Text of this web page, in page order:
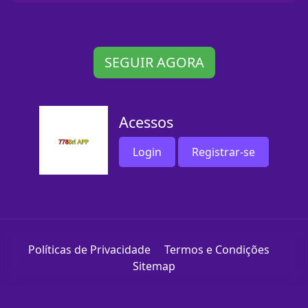
SEGUIR AGORA
Acessos
Login Registrar-se
Políticas de Privacidade
Termos e Condições
Sitemap